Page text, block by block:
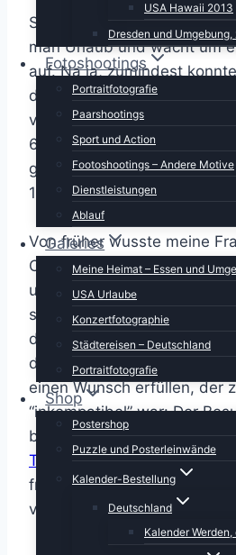
USA Hawaii 2013
Dresden und
Fotoshootings
Portraitfotografie
Paarshootings
Sport und Action
Footoshootings – Andere Motive
Dienstleistungen
Ablauf
Galeries
Meine Heimat – Essen und
USA Urlaube
Konzertfotographie
Städtereisen – Deutschland
Portraitfotografie
Shop
Postershop
Puzzle und Posterleinwände
Kalender-Bestellung
Deutschland
Kalender
So ein Jetlag kann doch
man Urlaub und wacht um
auf. Na ja, zumindest
den Rechner gesichert und
vorangegangen Tages
6.30 Uhr war das
geöffnet, der Flug nach Hilo,
15.30 Uhr terminiert. Was
Von früher wusste meine
Osten der Insel noch ein
uns unentdeckte Strände
soweit ab von den normalen
dass auch wir es bisher
dort vorbeizuschauen.
einen Wunsch erfüllen, der
“inkompatibel” war: Der
buddistischen Tempels im “
Temples“: In einem
friedlich vereint die
verschiedenster Religionen.